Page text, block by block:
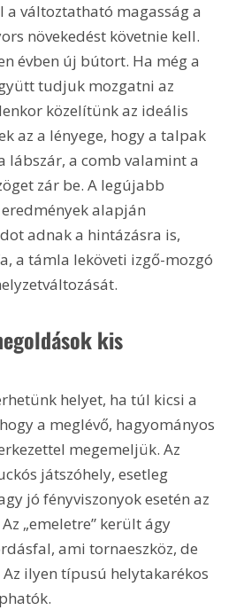
a változtatható magasság a
növekedést követnie kell.
évben új bútort. Ha még a
tudjuk mozgatni az
közelítünk az ideális
az a lényege, hogy a talpak
lábszár, a comb valamint a
zár be. A legújabb
alapján
adnak a hintázásra is,
a támla leköveti izgő-mozgó
kis
helyet, ha túl kicsi a
a meglévő, hagyományos
megemeljük. Az
játszóhely, esetleg
jó fényviszonyok esetén az
„emeletre” került ágy
ami tornaeszköz, de
ilyen típusú helytakarékos